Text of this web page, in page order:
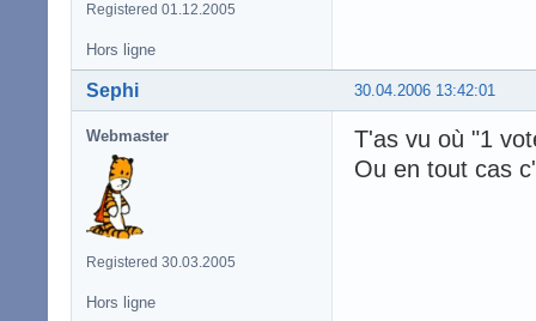
Registered 01.12.2005
Hors ligne
30.04.2006 13:42:01
Sephi
Webmaster
Registered 30.03.2005
T'as vu où "1
Ou en tout cas
Hors ligne